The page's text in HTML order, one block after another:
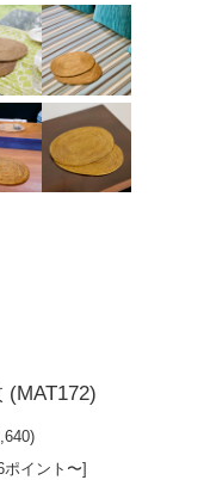
(MAT172)
ポイント〜]